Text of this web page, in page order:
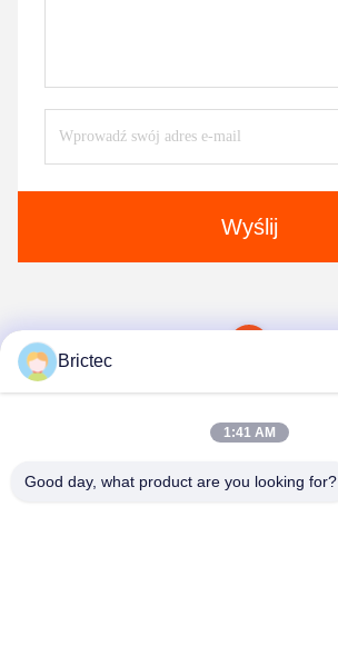
Wyślij
Brictec
1:41 AM
Good day, what product are you looking for?